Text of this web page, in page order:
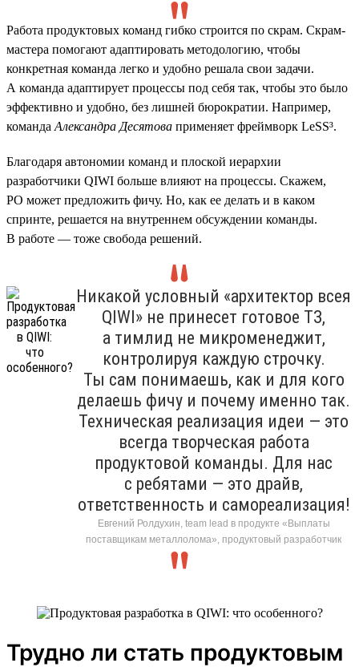
Работа продуктовых команд гибко строится по скрам. Скрам-
мастера помогают адаптировать методологию, чтобы
конкретная команда легко и удобно решала свои задачи.
А команда адаптирует процессы под себя так, чтобы это было
эффективно и удобно, без лишней бюрократии. Например,
команда Александра Десятова применяет фреймворк LeSS³.
Благодаря автономии команд и плоской иерархии
разработчики QIWI больше влияют на процессы. Скажем,
PO может предложить фичу. Но, как ее делать и в каком
спринте, решается на внутреннем обсуждении команды.
В работе — тоже свобода решений.
Никакой условный «архитектор всея
QIWI» не принесет готовое ТЗ,
а тимлид не микроменеджит,
контролируя каждую строчку.
Ты сам понимаешь, как и для кого
делаешь фичу и почему именно так.
Техническая реализация идеи — это
всегда творческая работа
продуктовой команды. Для нас
с ребятами — это драйв,
ответственность и самореализация!
Евгений Ролдухин, team lead в продукте «Выплаты
поставщикам металлолома», продуктовый разработчик
Трудно ли стать продуктовым